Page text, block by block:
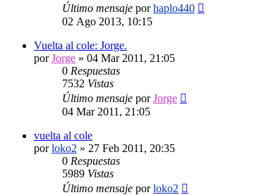
Último mensaje porhaplo440
02 Ago 2013, 10:15
Vuelta al cole: Jorge.
porJorge » 04 Mar 2011, 21:05
0 Respuestas
7532 Vistas
Último mensaje porJorge
04 Mar 2011, 21:05
vuelta al cole
porloko2 » 27 Feb 2011, 20:35
0 Respuestas
5989 Vistas
Último mensaje porloko2